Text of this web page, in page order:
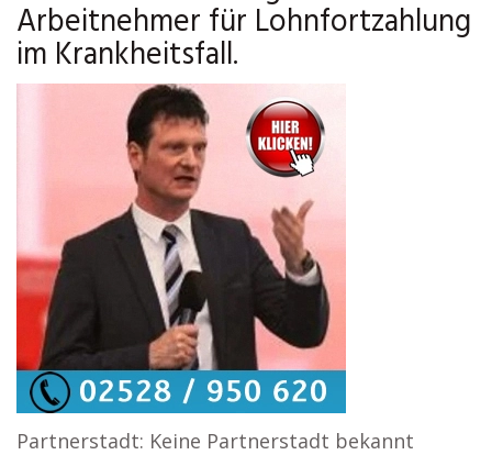
Arbeitnehmer für Lohnfortzahlung
im Krankheitsfall.
Partnerstadt: Keine Partnerstadt bekannt